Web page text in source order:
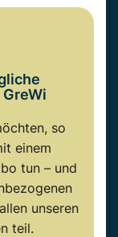
so
einem
tun – und
unseren
teil.